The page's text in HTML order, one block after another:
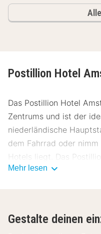
Postillion Hotel
Das Postillion Hotel
Zentrums und ist der
niederländische
dem Fahrrad oder
Hotels liegt. Das
Amsterdam befindet
Über Postillion
Mehr lesen
Gestalte deinen